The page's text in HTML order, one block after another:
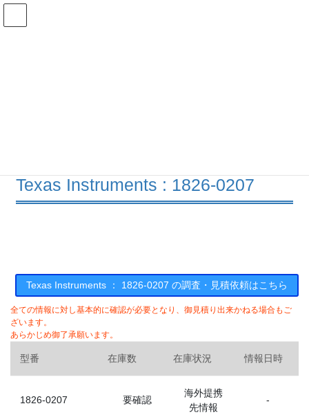
コ
ナ
Texas Instruments : 1826-0207
Texas Instruments ： 1826-0207 の調査・見積依頼はこちら
全ての情報に対し基本的に確認が必要となり、御見積り出来かねる場合もご
ざいます。
あらかじめ御了承願います。
型番 在庫数 在庫状況 情報日時
1826-0207 要確認
海外提携
先情報
-